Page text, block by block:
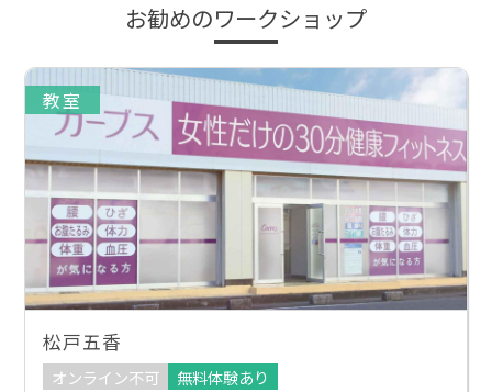
お勧めのワークショップ
教室
松戸五香
オンライン不可 無料体験あり